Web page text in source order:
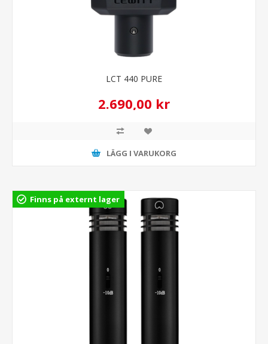
LCT 440 PURE
2.690,00 kr
LÄGG I VARUKORG
Finns på externt lager